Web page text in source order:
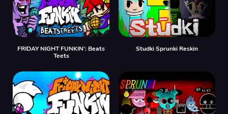
FRIDAY NIGHT FUNKIN': Beats
Teets
Studki Sprunki Reskin